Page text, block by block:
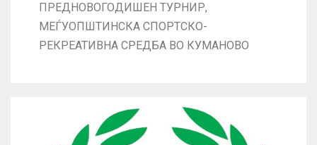
ПРЕДНОВОГОДИШЕН ТУРНИР,
МЕЃУОПШТИНСКА СПОРТСКО-
РЕКРЕАТИВНА СРЕДБА ВО КУМАНОВО